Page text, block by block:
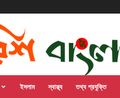
ইসলাম স্বাস্থ্য তথ্য প্রযুক্তি